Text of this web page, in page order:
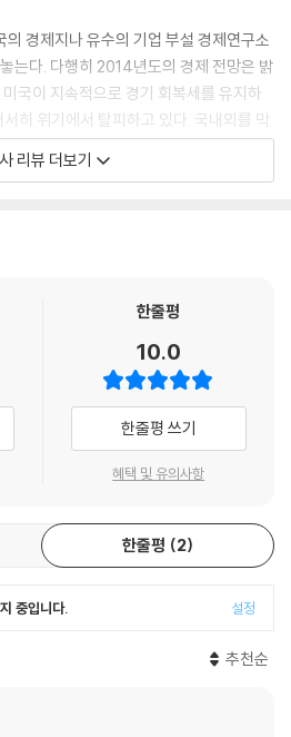
, ‘환승’ 체크포인트는? / 8 노후 재정의
9 세금, 아는 만큼 내 재산 지킨다
꼽히는 러시아와 브라질 역시 예전 같지
무너지면서 원자재 수요가 급감해 위기
으로 기대하기는 어려워 보인다. 블라디미
대통령은 2013년 6월 러시아의 경제가
다는 말로 이 같은 상황을 인정했다. 미국
이 원자재에 의존해 영화를 누릴 수 없
히 진지한 수준에서 투자가들 사이에 이런
은 기존 통화 체제의 근간이 허술하기 이를
제작에 따라 달러화의 입지가 약화되는 것
되는 것은 둘째 문제다. 적법성에 문제가
정당하다고 볼 수는 없는 문제다. 오히려
역시 법적 정당성이 뒷받침되는 해법으로
켜 세우기 위해 정책자들이 동원한 카드는
시스템을 무너뜨리는 아이러니를 연출
사회복지가 줄어들거나 사라지고 있다.
경제지나 유수의 기업 부설 경제연구소
는다. 다행히 2014년도의 경제 전망은 밝
국이 지속적으로 경기 회복세를 유지하
히 위기에서 탈피하고 있다. 국내외를 막
경제가 성장세로 돌아설 것을 예고하고,
걸음이 될 것이라는 희망을 전한다.
미국 금융 위기와 2010년 수면 위로 떠
과 유로존이 메가톤급 위기를 겪는 사이
질화되었고, 이에 따라 미국과 유로존 정책
은 비전통적인 팽창적 통화정책의 경기 부
내고 말았다. 미국, 유럽, 일본 등 주요 선
일제히 ‘비전통적’ 또는 ‘전례 없는’이라는
사태 이후의 위기가 과거와는 차원이 다
경제 지식들이 유용할 리 만무하니, 아무
와도 개인들은 혼란스럽기만 할 뿐이다.
못하는 사람들은 자산 관리를 비롯한 모든
는 상황에 놓이게 된 것이다.
지표가 나아진 경제 현실을 대변하는 한
로운 세상에서 꼭 필요한 것이 바로 경제
리뷰 더보기
한줄평
10.0
한줄평 쓰기
혜택 및 유의사항
한줄평 2
중입니다. 설정
추천순